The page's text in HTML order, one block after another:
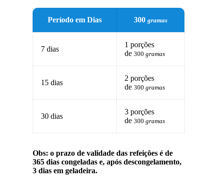
Período em Dias 300gramas
7 dias
1 porções
de300gramas
15 dias
2 porções
de300gramas
30 dias
3 porções
de300gramas
Obs: o prazo de validade das refeições é de
365 dias congeladas e, após descongelamento,
3 dias em geladeira.